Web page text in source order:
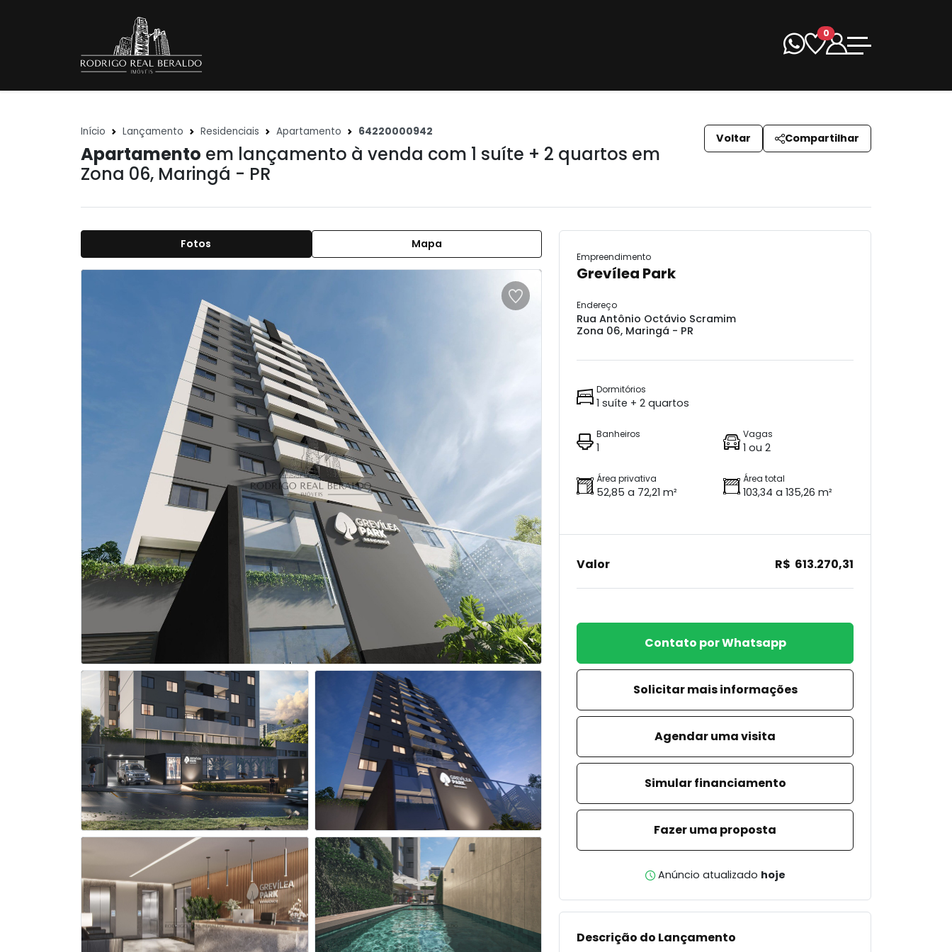
0
Início Lançamento Residenciais Apartamento 64220000942
Apartamento em lançamento à venda com 1 suíte + 2 quartos em
Zona 06, Maringá - PR
Voltar Compartilhar
Fotos Mapa
Empreendimento
Grevílea Park
Endereço
Rua Antônio Octávio Scramim
Zona 06, Maringá - PR
Dormitórios
1 suíte + 2 quartos
Banheiros
1
Vagas
1 ou 2
Área privativa
52,85 a 72,21 m²
Área total
103,34 a 135,26 m²
Valor R$ 613.270,31
Contato por Whatsapp
Solicitar mais informações
Agendar uma visita
Simular financiamento
Fazer uma proposta
Anúncio atualizado hoje
Descrição do Lançamento